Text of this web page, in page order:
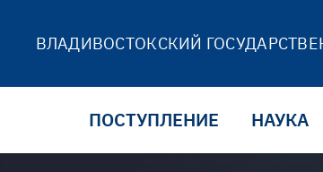
ВЛАДИВОСТОКСКИЙ
ПОСТУПЛЕНИЕ НАУКА